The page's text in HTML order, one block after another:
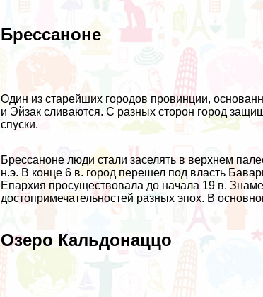
Брессаноне
Один из старейших городов провинции,
и Эйзак сливаются. С разных сторон город
спуски.
Брессаноне люди стали заселять в верхнем
н.э. В конце 6 в. город перешел под власть
Епархия просуществовала до начала 19 в.
достопримечательностей разных эпох. В
Озеро Кальдонаццо